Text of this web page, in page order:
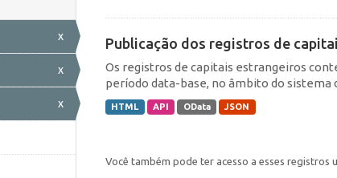
x
x
x
Publicação dos registros de
Os registros de capitais estrangeiros
período data-base, no âmbito do sistema
HTML API OData JSON
Você também pode ter acesso a esses registros